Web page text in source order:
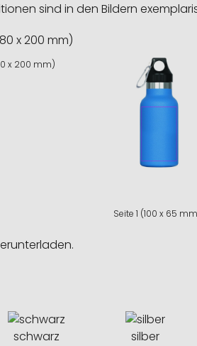
sind in den Bildern
x 200 mm)
Seite 1 (100 x 65
schwarz silber